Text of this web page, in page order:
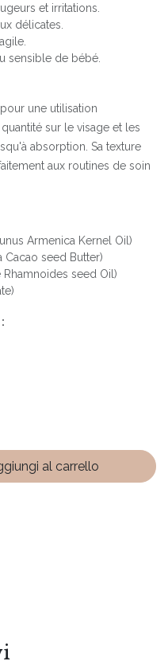
et irritations.
délicates.
sensible de bébé.
une utilisation
sur le visage et les
absorption. Sa texture
aux routines de soin
Armenica Kernel Oil)
seed Butter)
seed Oil)
al carrello